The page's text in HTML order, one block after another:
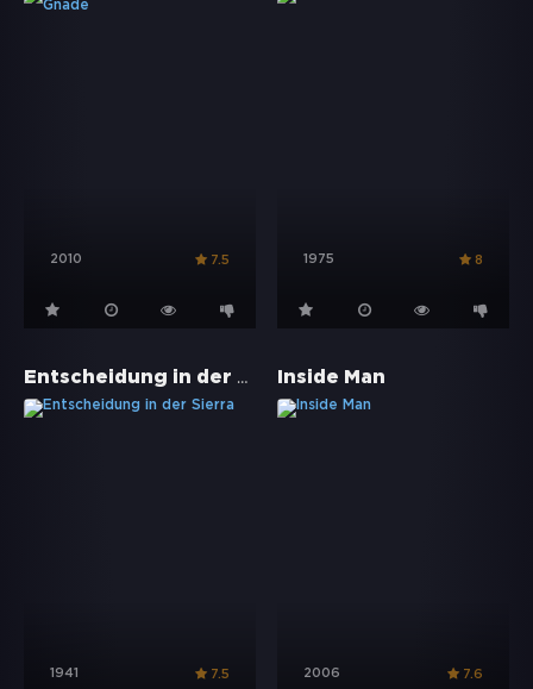
2010 7.5 1975 8
Entscheidung in der Sierra
1941 7.5
Inside Man
2006 7.6